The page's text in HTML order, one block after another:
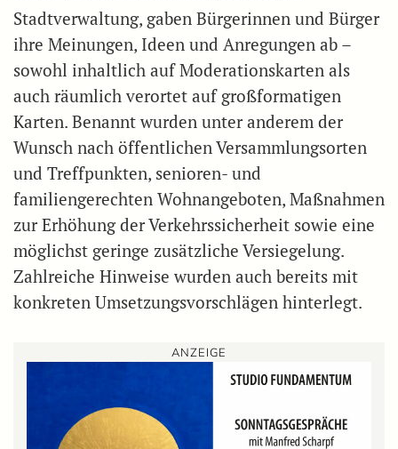
Stadtverwaltung, gaben Bürgerinnen und Bürger
ihre Meinungen, Ideen und Anregungen ab –
sowohl inhaltlich auf Moderationskarten als
auch räumlich verortet auf großformatigen
Karten. Benannt wurden unter anderem der
Wunsch nach öffentlichen Versammlungsorten
und Treffpunkten, senioren- und
familiengerechten Wohnangeboten, Maßnahmen
zur Erhöhung der Verkehrssicherheit sowie eine
möglichst geringe zusätzliche Versiegelung.
Zahlreiche Hinweise wurden auch bereits mit
konkreten Umsetzungsvorschlägen hinterlegt.
ANZEIGE